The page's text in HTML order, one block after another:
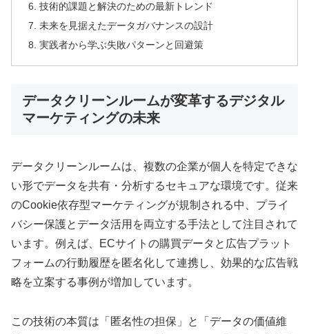
技術的課題と解決のための最新トレンド
未来を見据えたデータガバナンスの設計
実践者から学ぶ失敗パターンと回避策
データクリーンルームが変革するデジタル
マーケティングの未来
データクリーンルームは、複数の企業が個人を特定できな
い形でデータを共有・分析するセキュアな環境です。従来
のCookie依存型マーケティングが規制される中、プライ
バシー保護とデータ活用を両立する手法として注目されて
います。例えば、ECサイトの購買データと広告プラット
フォームの行動履歴を匿名化して連携し、効果的な広告戦
略を立案する事例が増加しています。
この技術の本質は「匿名性の担保」と「データの価値維